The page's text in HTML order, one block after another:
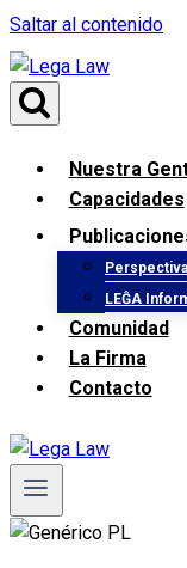
Saltar al contenido
Nuestra
Capacidades
LEĜA
Comunidad
La Firma
Contacto